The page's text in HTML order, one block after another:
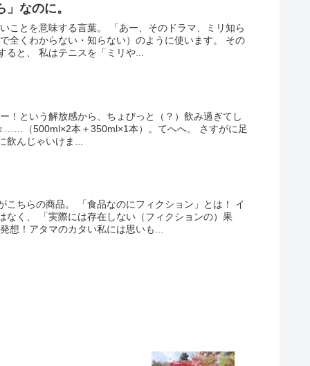
なのに。
ことを意味する言葉。 「あー、そのドラマ、ミリ知ら
全くわからない・知らない）のように使います。 その
と、 私はテニスを「ミリや...
！という解放感から、ちょびっと（？）飲み過ぎてし
……（500ml×2本＋350ml×1本）。てへへ。 さすがに足
飲んじゃいけま...
こちらの商品。 「食品なのにフィクション」とは！ イ
なく、 「実際には存在しない（フィクションの）果
想！アタマのカタい私には思いも...